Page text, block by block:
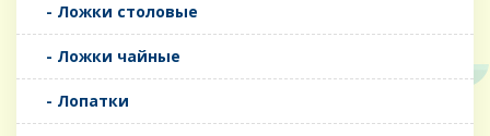
- Ложки столовые
- Ложки чайные
- Лопатки